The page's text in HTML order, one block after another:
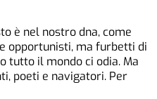
è nel nostro dna, come
opportunisti, ma furbetti di
tutto il mondo ci odia. Ma
poeti e navigatori. Per